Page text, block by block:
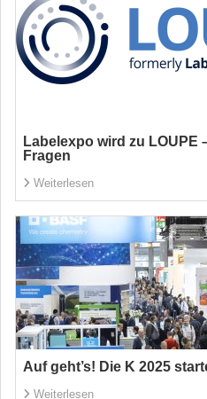
Labelexpo wird zu LOUPE
Fragen
Weiterlesen
Auf geht’s! Die K 2025
Weiterlesen